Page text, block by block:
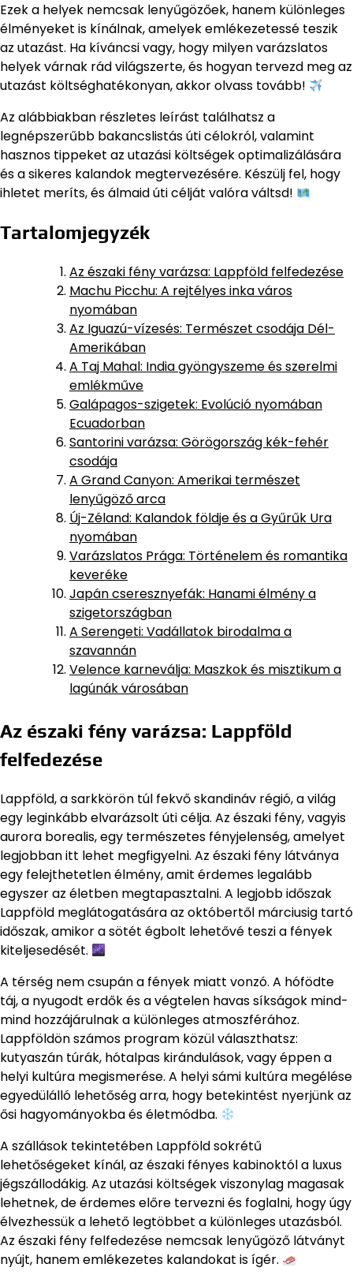
Ezek a helyek nemcsak lenyűgözőek, hanem különleges
élményeket is kínálnak, amelyek emlékezetessé teszik
az utazást. Ha kíváncsi vagy, hogy milyen varázslatos
helyek várnak rád világszerte, és hogyan tervezd meg az
utazást költséghatékonyan, akkor olvass tovább!
Az alábbiakban részletes leírást találhatsz a
legnépszerűbb bakancslistás úti célokról, valamint
hasznos tippeket az utazási költségek optimalizálására
és a sikeres kalandok megtervezésére. Készülj fel, hogy
ihletet meríts, és álmaid úti célját valóra váltsd!
Tartalomjegyzék
Az északi fény varázsa: Lappföld felfedezése
Machu Picchu: A rejtélyes inka város
nyomában
Az Iguazú-vízesés: Természet csodája Dél-
Amerikában
A Taj Mahal: India gyöngyszeme és szerelmi
emlékműve
Galápagos-szigetek: Evolúció nyomában
Ecuadorban
Santorini varázsa: Görögország kék-fehér
csodája
A Grand Canyon: Amerikai természet
lenyűgöző arca
Új-Zéland: Kalandok földje és a Gyűrűk Ura
nyomában
Varázslatos Prága: Történelem és romantika
keveréke
Japán cseresznyefák: Hanami élmény a
szigetországban
A Serengeti: Vadállatok birodalma a
szavannán
Velence karneválja: Maszkok és misztikum a
lagúnák városában
Az északi fény varázsa: Lappföld
felfedezése
Lappföld, a sarkkörön túl fekvő skandináv régió, a világ
egy leginkább elvarázsolt úti célja. Az északi fény, vagyis
aurora borealis, egy természetes fényjelenség, amelyet
legjobban itt lehet megfigyelni. Az északi fény látványa
egy felejthetetlen élmény, amit érdemes legalább
egyszer az életben megtapasztalni. A legjobb időszak
Lappföld meglátogatására az októbertől márciusig tartó
időszak, amikor a sötét égbolt lehetővé teszi a fények
kiteljesedését.
A térség nem csupán a fények miatt vonzó. A hófödte
táj, a nyugodt erdők és a végtelen havas síkságok mind-
mind hozzájárulnak a különleges atmoszférához.
Lappföldön számos program közül választhatsz:
kutyaszán túrák, hótalpas kirándulások, vagy éppen a
helyi kultúra megismerése. A helyi sámi kultúra megélése
egyedülálló lehetőség arra, hogy betekintést nyerjünk az
ősi hagyományokba és életmódba.
A szállások tekintetében Lappföld sokrétű
lehetőségeket kínál, az északi fényes kabinoktól a luxus
jégszállodákig. Az utazási költségek viszonylag magasak
lehetnek, de érdemes előre tervezni és foglalni, hogy úgy
élvezhessük a lehető legtöbbet a különleges utazásból.
Az északi fény felfedezése nemcsak lenyűgöző látványt
nyújt, hanem emlékezetes kalandokat is ígér.